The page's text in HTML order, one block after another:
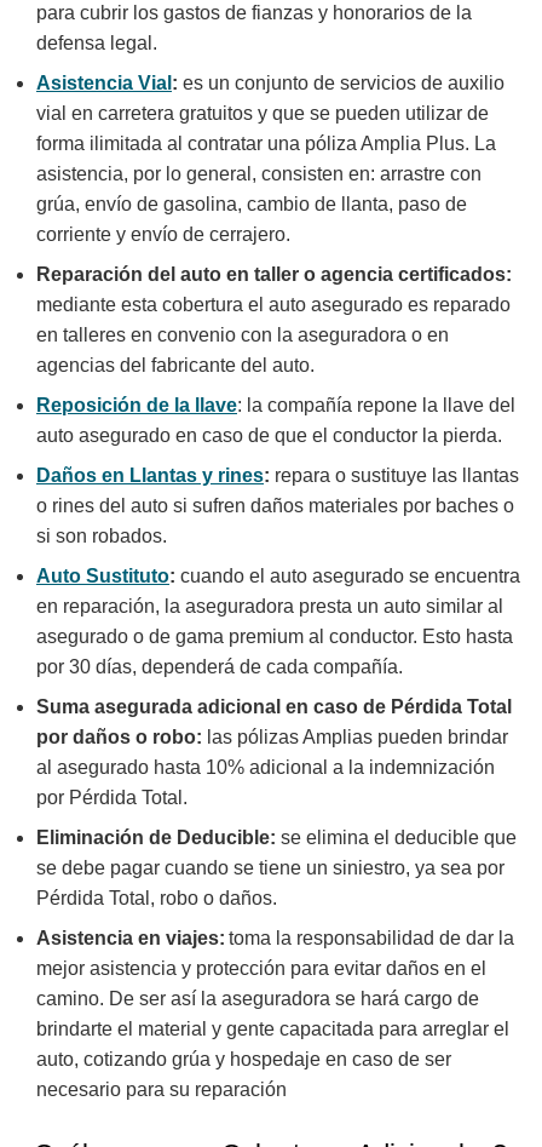
para cubrir los gastos de fianzas y honorarios de la
defensa legal.
Asistencia Vial : es un conjunto de servicios de auxilio
vial en carretera gratuitos y que se pueden utilizar de
forma ilimitada al contratar una póliza Amplia Plus. La
asistencia, por lo general, consisten en: arrastre con
grúa, envío de gasolina, cambio de llanta, paso de
corriente y envío de cerrajero.
Reparación del auto en taller o agencia certificados:
mediante esta cobertura el auto asegurado es reparado
en talleres en convenio con la aseguradora o en
agencias del fabricante del auto.
Reposición de la llave: la compañía repone la llave del
auto asegurado en caso de que el conductor la pierda.
Daños en Llantas y rines: repara o sustituye las llantas
o rines del auto si sufren daños materiales por baches o
si son robados.
Auto Sustituto: cuando el auto asegurado se encuentra
en reparación, la aseguradora presta un auto similar al
asegurado o de gama premium al conductor. Esto hasta
por 30 días, dependerá de cada compañía.
Suma asegurada adicional en caso de Pérdida Total
por daños o robo: las pólizas Amplias pueden brindar
al asegurado hasta 10% adicional a la indemnización
por Pérdida Total.
Eliminación de Deducible: se elimina el deducible que
se debe pagar cuando se tiene un siniestro, ya sea por
Pérdida Total, robo o daños.
Asistencia en viajes: toma la responsabilidad de dar la
mejor asistencia y protección para evitar daños en el
camino. De ser así la aseguradora se hará cargo de
brindarte el material y gente capacitada para arreglar el
auto, cotizando grúa y hospedaje en caso de ser
necesario para su reparación